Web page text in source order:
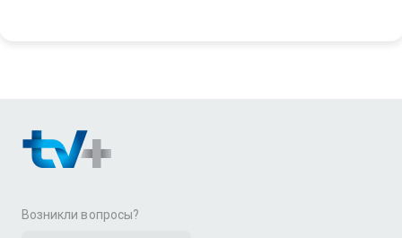
Возникли вопросы?